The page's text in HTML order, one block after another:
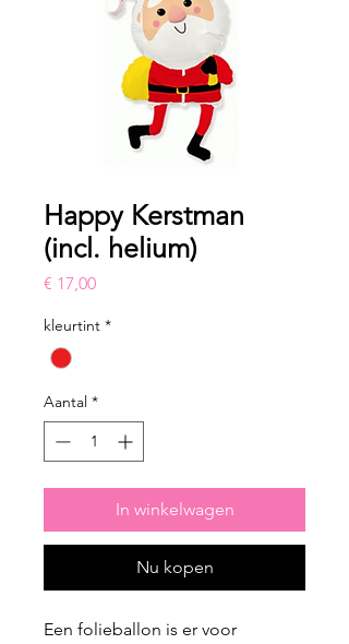
Happy Kerstman
(incl. helium)
€ 17,00Prijs
kleurtint *
Aantal *
In winkelwagen
Nu kopen
Een folieballon is er voor